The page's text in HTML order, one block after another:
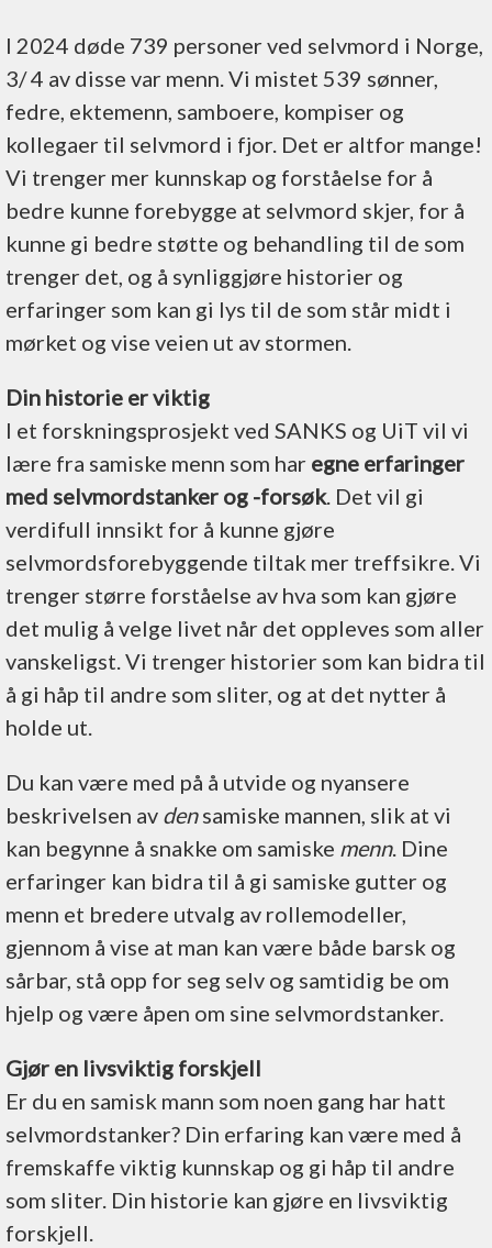
I 2024 døde 739 personer ved selvmord i Norge,
3/ 4 av disse var menn. Vi mistet 539 sønner,
fedre, ektemenn, samboere, kompiser og
kollegaer til selvmord i fjor. Det er altfor mange!
Vi trenger mer kunnskap og forståelse for å
bedre kunne forebygge at selvmord skjer, for å
kunne gi bedre støtte og behandling til de som
trenger det, og å synliggjøre historier og
erfaringer som kan gi lys til de som står midt i
mørket og vise veien ut av stormen.
Din historie er viktig
I et forskningsprosjekt ved SANKS og UiT vil vi
lære fra samiske menn som har egne erfaringer
med selvmordstanker og -forsøk. Det vil gi
verdifull innsikt for å kunne gjøre
selvmordsforebyggende tiltak mer treffsikre. Vi
trenger større forståelse av hva som kan gjøre
det mulig å velge livet når det oppleves som aller
vanskeligst. Vi trenger historier som kan bidra til
å gi håp til andre som sliter, og at det nytter å
holde ut.
Du kan være med på å utvide og nyansere
beskrivelsen av densamiske mannen, slik at vi
kan begynne å snakke om samiske menn. Dine
erfaringer kan bidra til å gi samiske gutter og
menn et bredere utvalg av rollemodeller,
gjennom å vise at man kan være både barsk og
sårbar, stå opp for seg selv og samtidig be om
hjelp og være åpen om sine selvmordstanker.
Gjør en livsviktig forskjell
Er du en samisk mann som noen gang har hatt
selvmordstanker? Din erfaring kan være med å
fremskaffe viktig kunnskap og gi håp til andre
som sliter. Din historie kan gjøre en livsviktig
forskjell.